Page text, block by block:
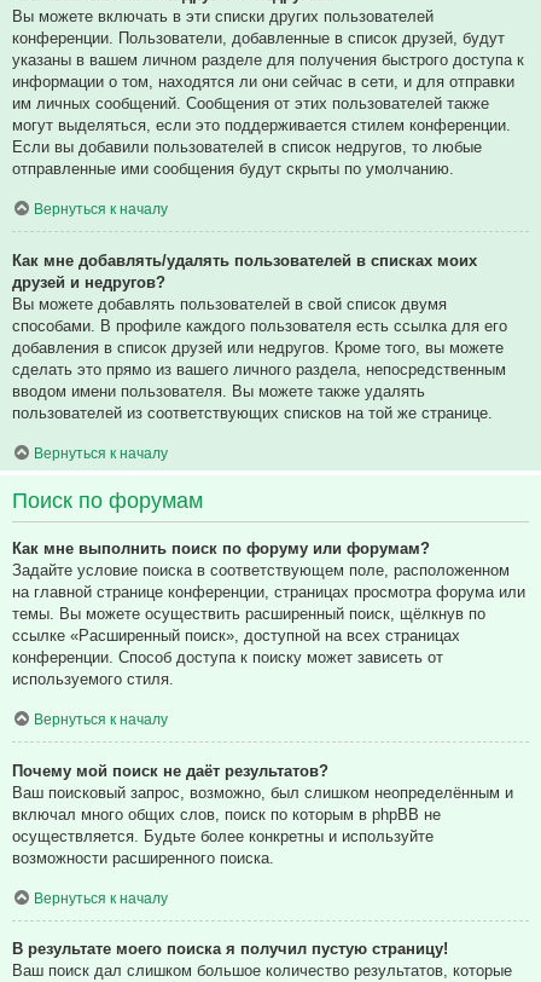
Вы можете включать в эти списки других пользователей
конференции. Пользователи, добавленные в список друзей, будут
указаны в вашем личном разделе для получения быстрого доступа к
информации о том, находятся ли они сейчас в сети, и для отправки
им личных сообщений. Сообщения от этих пользователей также
могут выделяться, если это поддерживается стилем конференции.
Если вы добавили пользователей в список недругов, то любые
отправленные ими сообщения будут скрыты по умолчанию.
Вернуться к началу
Как мне добавлять/удалять пользователей в списках моих
друзей и недругов?
Вы можете добавлять пользователей в свой список двумя
способами. В профиле каждого пользователя есть ссылка для его
добавления в список друзей или недругов. Кроме того, вы можете
сделать это прямо из вашего личного раздела, непосредственным
вводом имени пользователя. Вы можете также удалять
пользователей из соответствующих списков на той же странице.
Вернуться к началу
Поиск по форумам
Как мне выполнить поиск по форуму или форумам?
Задайте условие поиска в соответствующем поле, расположенном
на главной странице конференции, страницах просмотра форума или
темы. Вы можете осуществить расширенный поиск, щёлкнув по
ссылке «Расширенный поиск», доступной на всех страницах
конференции. Способ доступа к поиску может зависеть от
используемого стиля.
Вернуться к началу
Почему мой поиск не даёт результатов?
Ваш поисковый запрос, возможно, был слишком неопределённым и
включал много общих слов, поиск по которым в phpBB не
осуществляется. Будьте более конкретны и используйте
возможности расширенного поиска.
Вернуться к началу
В результате моего поиска я получил пустую страницу!
Ваш поиск дал слишком большое количество результатов, которые